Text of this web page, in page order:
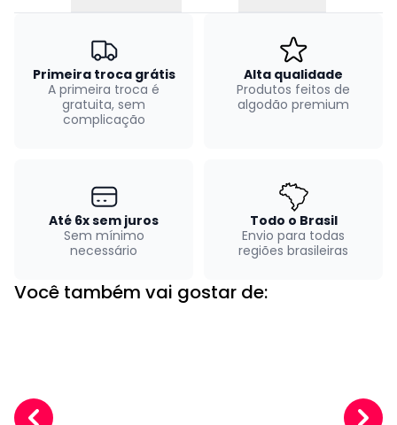
Primeira troca grátis
A primeira troca é
gratuita, sem
complicação
Alta qualidade
Produtos feitos de
algodão premium
Até 6x sem juros
Sem mínimo
necessário
Todo o Brasil
Envio para todas
regiões brasileiras
Você também vai gostar de: